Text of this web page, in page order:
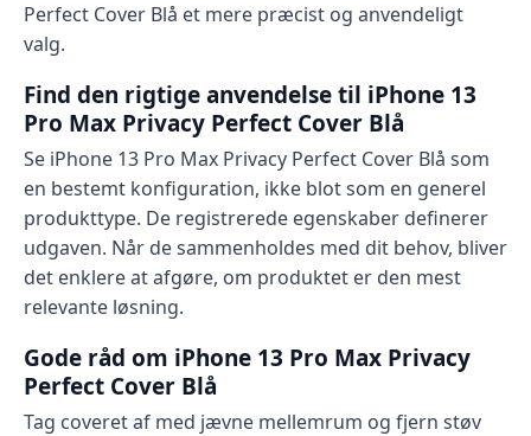
Perfect Cover Blå et mere præcist og anvendeligt
valg.
Find den rigtige anvendelse til iPhone 13
Pro Max Privacy Perfect Cover Blå
Se iPhone 13 Pro Max Privacy Perfect Cover Blå som
en bestemt konfiguration, ikke blot som en generel
produkttype. De registrerede egenskaber definerer
udgaven. Når de sammenholdes med dit behov, bliver
det enklere at afgøre, om produktet er den mest
relevante løsning.
Gode råd om iPhone 13 Pro Max Privacy
Perfect Cover Blå
Tag coveret af med jævne mellemrum og fjern støv